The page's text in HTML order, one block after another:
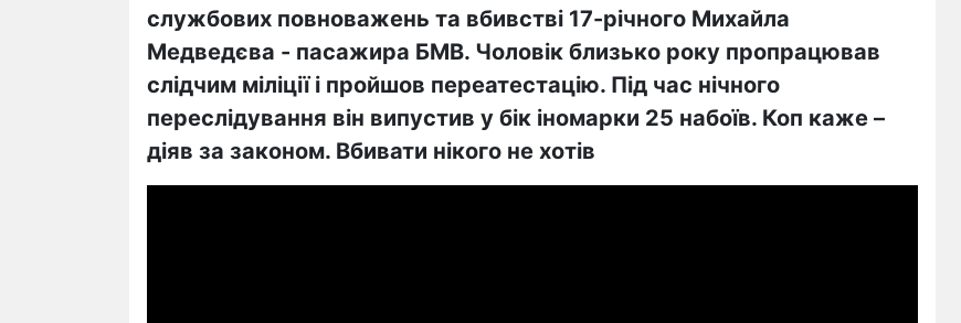
службових повноважень та вбивстві 17-річного Михайла
Медведєва - пасажира БМВ. Чоловік близько року пропрацював
слідчим міліції і пройшов переатестацію. Під час нічного
переслідування він випустив у бік іномарки 25 набоїв. Коп каже –
діяв за законом. Вбивати нікого не хотів